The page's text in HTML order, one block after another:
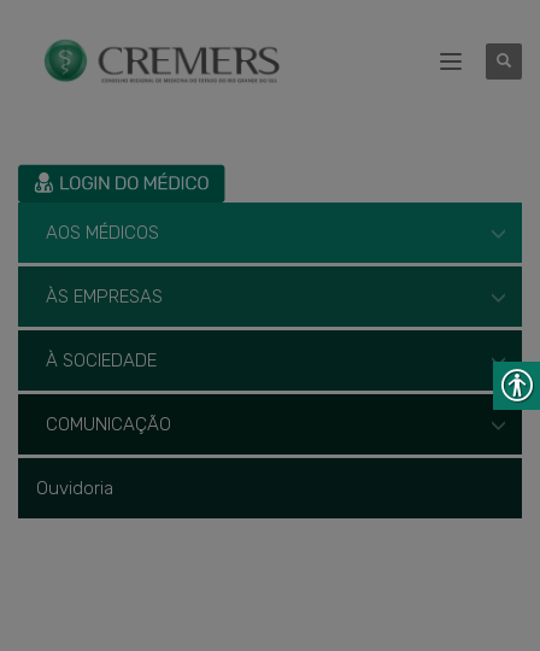
AOS MÉDICOS
ÀS EMPRESAS
À SOCIEDADE
COMUNICAÇÃO
Ouvidoria